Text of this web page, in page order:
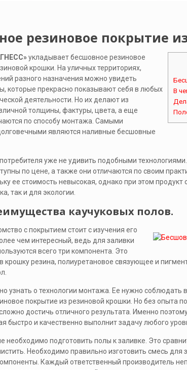
резиновое покрытие
В
укладывает бесшовное резиновое
крошки. На уличных территориях,
разного назначения можно увидеть
которые прекрасно показывают себя в любых
деятельности. Но их делают из
толщины, фактуры, цвета, а еще
по способу монтажа. Самыми
являются наливные бесшовные
уже не удивить подобными
по цене, а также они отличаются по своим
ее стоимость невысокая, однако при этом
так и для экологии.
каучуковых полов.
с покрытием стоит с изучения его
чем интересный, ведь для заливки
всего три компонента. Это
крошку резина, полиуретановое связующее и
узнать о технологии монтажа. Ее нужно соблюдать
покрытие из резиновой крошки. Но без опыта
достичь отличного результата. Именно
быстро и качественно выполнит задачу любого
необходимо подготовить полы к заливке. Это
Необходимо правильно изготовить смесь
Каждый ответственный производитель